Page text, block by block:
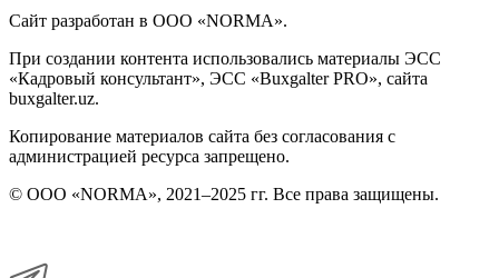
Сайт разработан в ООО «NORMA».
При создании контента использовались материалы ЭСС
«Кадровый консультант», ЭСС «Buxgalter PRO», сайта
buxgalter.uz.
Копирование материалов сайта без согласования с
администрацией ресурса запрещено.
© ООО «NORMA», 2021–2025 гг. Все права защищены.